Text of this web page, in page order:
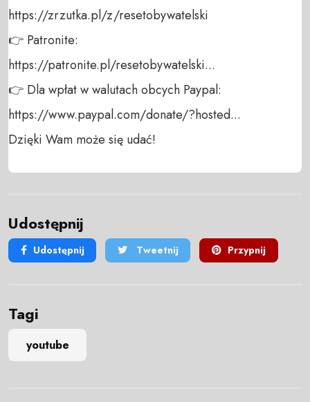
https://zrzutka.pl/z/resetobywatelski
👉 Patronite:
https://patronite.pl/resetobywatelski...
👉 Dla wpłat w walutach obcych Paypal:
https://www.paypal.com/donate/?hosted...
Dzięki Wam może się udać!
Udostępnij
Udostępnij Tweetnij Przypnij
Tagi
youtube